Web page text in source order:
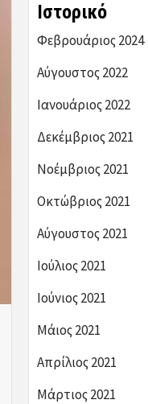
Ιστορικό
Φεβρουάριος 2024
Αύγουστος 2022
Ιανουάριος 2022
Δεκέμβριος 2021
Νοέμβριος 2021
Οκτώβριος 2021
Αύγουστος 2021
Ιούλιος 2021
Ιούνιος 2021
Μάιος 2021
Απρίλιος 2021
Μάρτιος 2021